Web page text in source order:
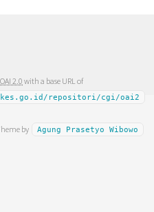
OAI 2.0 with a base URL of
repositori/cgi/oai2
by Agung Prasetyo Wibowo